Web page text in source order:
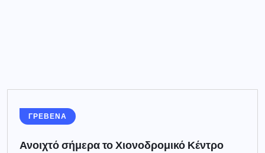
ΓΡΕΒΕΝΑ
Ανοιχτό σήμερα το Χιονοδρομικό Κέντρο